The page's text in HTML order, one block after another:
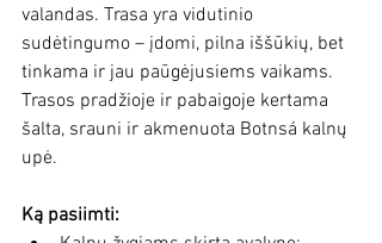
valandas. Trasa yra vidutinio
sudėtingumo – įdomi, pilna iššūkių, bet
tinkama ir jau paūgėjusiems vaikams.
Trasos pradžioje ir pabaigoje kertama
šalta, srauni ir akmenuota Botnsá kalnų
upė.
Ką pasiimti: